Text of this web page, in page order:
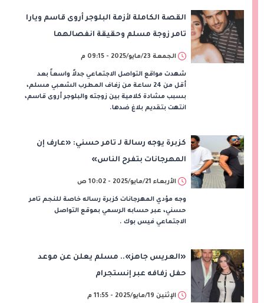
القصة الكاملة لأزمة البلوجر أروى قاسم ويارا
تامر زوجة مسلم وحقيقة انفصالهما
الجمعة 23/مايو/2025 - 09:15 م
شهدت مواقع التواصل الاجتماعي جدلاً واسعاً بعد
أقل من 24 ساعة من زفاف المطرب الشعبي مسلم،
بسبب مشادة كلامية بين زوجته والبلوجر أروى قاسم،
انتهت بتقديم بلاغ ضدها.
كزبرة يوجه رسالة لـ تامر حسني: «عارف إن
المهرجانات بتفرح الناس»
الأربعاء 21/مايو/2025 - 10:02 ص
وجه مؤدي المهرجانات كزبرة رساله خاصة للنجم تامر
حسني، عبر حسابه الرسمي بموقع التواصل
الاجتماعي فيس بوك .
«العريس جاهز».. مسلم يعلن عن موعد
حفل زفافه عبر إنستجرام
الإثنين 19/مايو/2025 - 11:55 م